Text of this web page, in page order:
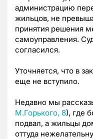
администрацию
жильцов, не
принятия решения
самоуправления.
согласился.
Уточняется, что в
еще не вступило.
Недавно мы
М.Горького, 8), где
подвал, а жильцы
оттуда